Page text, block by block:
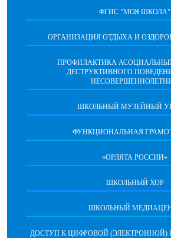
ФГИС "МОЯ ШКОЛА"
ОРГАНИЗАЦИЯ ОТДЫХА И
ПРОФИЛАКТИКА
ДЕСТРУКТИВНОГО
ШКОЛЬНЫЙ МУЗЕЙНЫЙ
ФУНКЦИОНАЛЬНАЯ
«ОРЛЯТА РОССИИ»
ШКОЛЬНЫЙ ХОР
ШКОЛЬНЫЙ
ДОСТУП К ЦИФРОВОЙ (ЭЛЕКТРОННОЙ)